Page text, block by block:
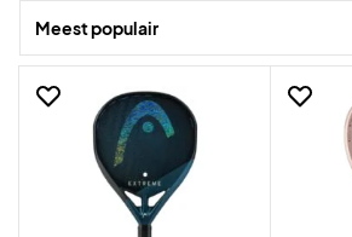
Meest populair